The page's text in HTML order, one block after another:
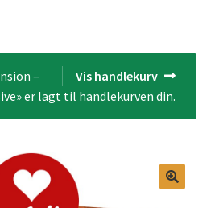
Vis handlekurv
–
er lagt til handlekurven din.